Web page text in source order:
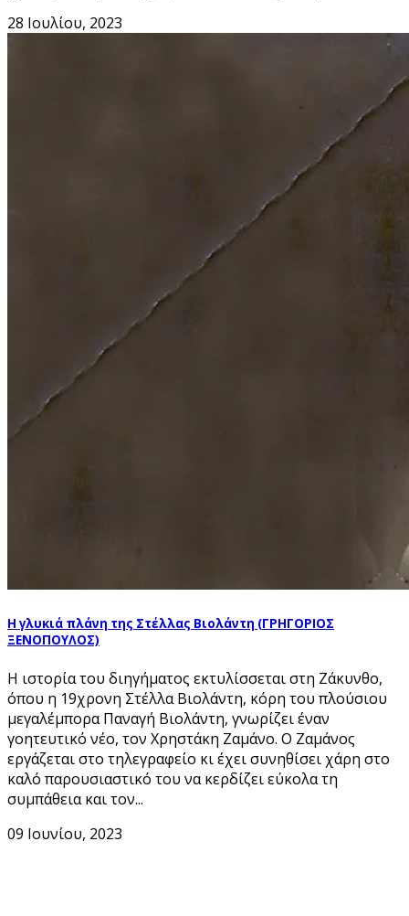
28 Ιουλίου, 2023
Η γλυκιά πλάνη της Στέλλας Βιολάντη (ΓΡΗΓΟΡΙΟΣ
ΞΕΝΟΠΟΥΛΟΣ)
Η ιστορία του διηγήματος εκτυλίσσεται στη Ζάκυνθο,
όπου η 19χρονη Στέλλα Βιολάντη, κόρη του πλούσιου
μεγαλέμπορα Παναγή Βιολάντη, γνωρίζει έναν
γοητευτικό νέο, τον Χρηστάκη Ζαμάνο. Ο Ζαμάνος
εργάζεται στο τηλεγραφείο κι έχει συνηθίσει χάρη στο
καλό παρουσιαστικό του να κερδίζει εύκολα τη
συμπάθεια και τον...
09 Ιουνίου, 2023